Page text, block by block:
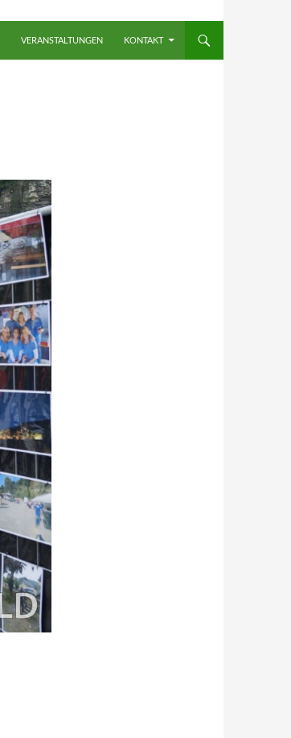
VERANSTALTUNGEN KONTAKT